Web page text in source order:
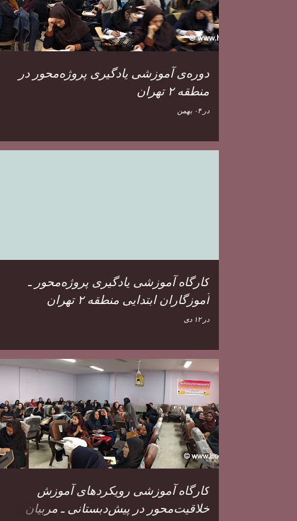
دوره‌ی آموزشی یادگیری پروژه‌محور در
منطقه ۲ تهران
در۰۴ بهمن
کارگاه آموزشی یادگیری پروژه‌محور ـ
آموزگاران ابتدایی منطقه ۲ تهران
در۱۲ دی
کارگاه آموزشی رویکردهای آموزش
خلاقیت‌محور در پیش‌دبستانی ـ مربیان